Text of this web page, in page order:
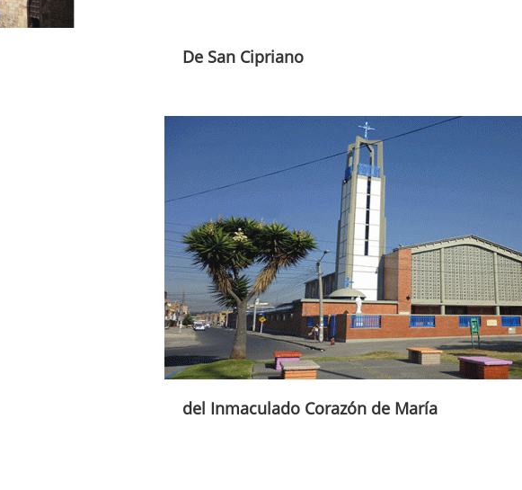
De San Cipriano
del Inmaculado Corazón de María